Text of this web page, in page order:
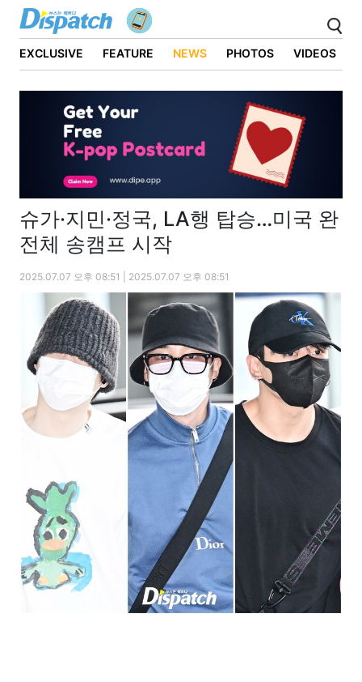
EXCLUSIVE FEATURE NEWS PHOTOS VIDEOS
슈가·지민·정국, LA행 탑승…미국 완
전체 송캠프 시작
2025.07.07 오후 08:51 | 2025.07.07 오후 08:51